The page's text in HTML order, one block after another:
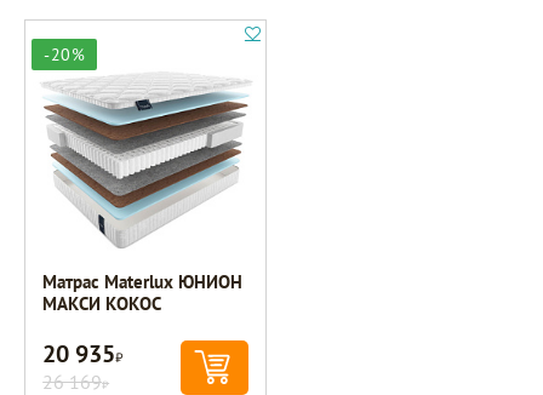
-20%
Матрас Materlux ЮНИОН
МАКСИ КОКОС
20 935Р
26 169Р